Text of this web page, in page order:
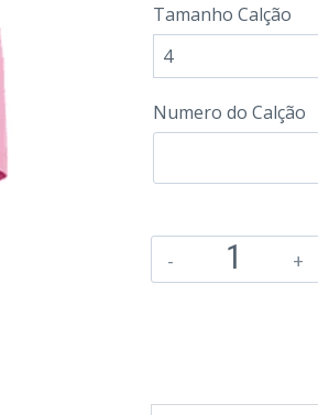
Tamanho Calção
Numero do Calção